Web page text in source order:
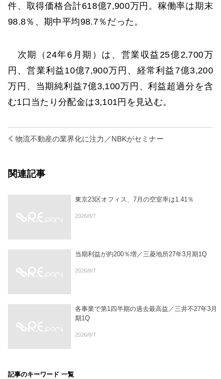
件、取得価格合計618億7,900万円。稼働率は期末
98.8％、期中平均98.7％だった。
次期（24年6月期）は、営業収益25億2,700万
円、営業利益10億7,900万円、経常利益7億3,200
万円、当期純利益7億3,100万円、利益超過分を含
む1口当たり分配金は3,101円を見込む。
物流不動産の業界化に注力／NBKがセミナー
関連記事
東京23区オフィス、7月の空室率は1.41％
2026/8/7
当期利益が約200％増／三菱地所27年3月期1Q
2026/8/7
各事業で第1四半期の過去最高益／三井不27年3月
期1Q
2026/8/7
記事のキーワード 一覧